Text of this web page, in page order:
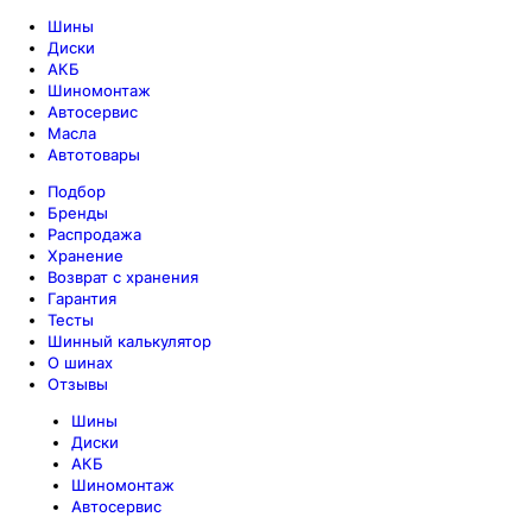
Шины
Диски
АКБ
Шиномонтаж
Автосервис
Масла
Автотовары
Подбор
Бренды
Распродажа
Хранение
Возврат с хранения
Гарантия
Тесты
Шинный калькулятор
О шинах
Отзывы
Шины
Диски
АКБ
Шиномонтаж
Автосервис